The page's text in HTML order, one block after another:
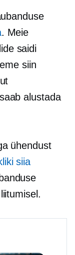
. Meie
saidi
siin
alustada
ühendust
siia